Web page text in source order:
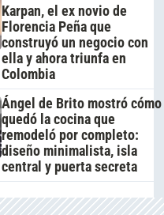
Karpan, el ex novio de
Florencia Peña que
construyó un negocio con
ella y ahora triunfa en
Colombia
Ángel de Brito mostró cómo
quedó la cocina que
remodeló por completo:
diseño minimalista, isla
central y puerta secreta